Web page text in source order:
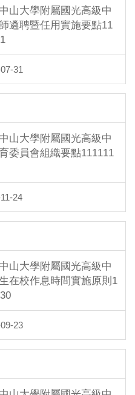
山大學附屬國光高級中
遴聘暨任用實施要點11
31
山大學附屬國光高級中
委員會組織要點111111
24
山大學附屬國光高級中
在校作息時間實施原則1
23